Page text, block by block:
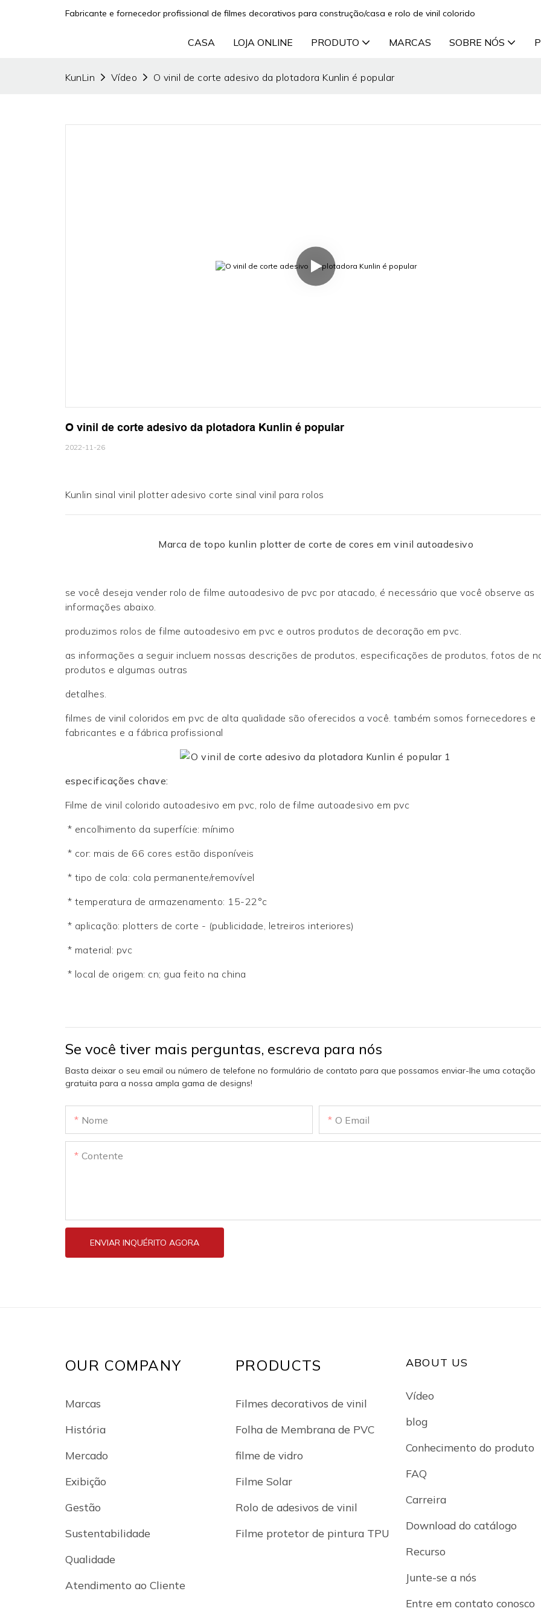
Fabricante e fornecedor profissional de filmes decorativos para construção/casa e rolo de vinil colorido
CASA LOJA ONLINE PRODUTO MARCAS SOBRE NÓS
KunLin Vídeo O vinil de corte adesivo da plotadora Kunlin é popular
O vinil de corte adesivo da plotadora Kunlin é popular
2022-11-26
Kunlin sinal vinil plotter adesivo corte sinal vinil para rolos
Marca de topo kunlin plotter de corte de cores em vinil autoadesivo
se você deseja vender rolo de filme autoadesivo de pvc por atacado, é necessário que você observe as
informações abaixo.
produzimos rolos de filme autoadesivo em pvc e outros produtos de decoração em pvc.
as informações a seguir incluem nossas descrições de produtos, especificações de produtos, fotos de
produtos e algumas outras
detalhes.
filmes de vinil coloridos em pvc de alta qualidade são oferecidos a você. também somos fornecedores e
fabricantes e a fábrica profissional
especificações chave:
Filme de vinil colorido autoadesivo em pvc, rolo de filme autoadesivo em pvc
* encolhimento da superfície: mínimo
* cor: mais de 66 cores estão disponíveis
* tipo de cola: cola permanente/removível
* temperatura de armazenamento: 15-22°c
* aplicação: plotters de corte - (publicidade, letreiros interiores)
* material: pvc
* local de origem: cn; gua feito na china
Se você tiver mais perguntas, escreva para nós
Basta deixar o seu email ou número de telefone no formulário de contato para que possamos enviar-lhe uma cotação
gratuita para a nossa ampla gama de designs!
Nome O Email
Contente
ENVIAR INQUÉRITO AGORA
OUR COMPANY
Marcas
História
Mercado
Exibição
Gestão
Sustentabilidade
Qualidade
Atendimento ao Cliente
PRODUCTS
Filmes decorativos de vinil
Folha de Membrana de PVC
filme de vidro
Filme Solar
Rolo de adesivos de vinil
Filme protetor de pintura TPU
ABOUT US
Vídeo
blog
Conhecimento do produto
FAQ
Carreira
Download do catálogo
Recurso
Junte-se a nós
Entre em contato conosco